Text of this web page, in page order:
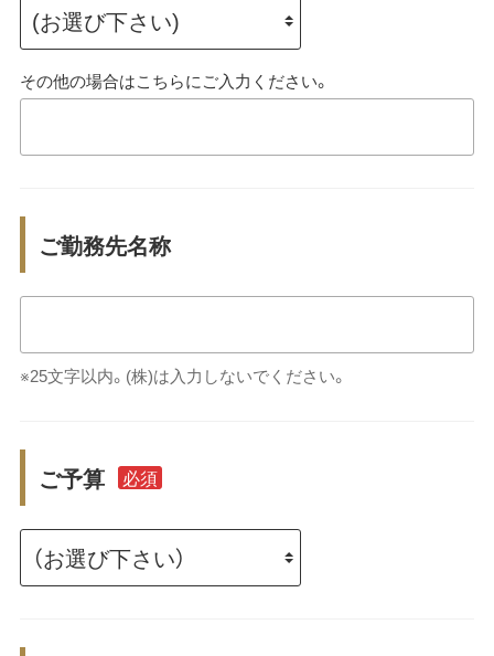
その他の場合はこちらにご入力ください。
ご勤務先名称
※25文字以内。(株)は入力しないでください。
ご予算 必須